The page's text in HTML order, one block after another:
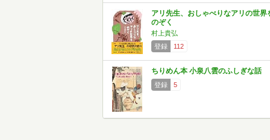
アリ先生、おしゃべりなアリの世界
のぞく
村上貴弘
登録
112
ちりめん本 小泉八雲のふしぎな話
登録 5